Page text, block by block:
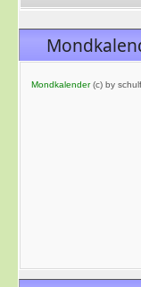
Mondkalender(c) by